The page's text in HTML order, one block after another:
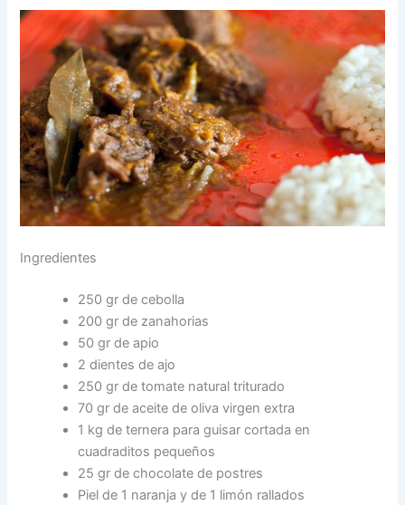
Ingredientes
250 gr de cebolla
200 gr de zanahorias
50 gr de apio
2 dientes de ajo
250 gr de tomate natural triturado
70 gr de aceite de oliva virgen extra
1 kg de ternera para guisar cortada en
cuadraditos pequeños
25 gr de chocolate de postres
Piel de 1 naranja y de 1 limón rallados